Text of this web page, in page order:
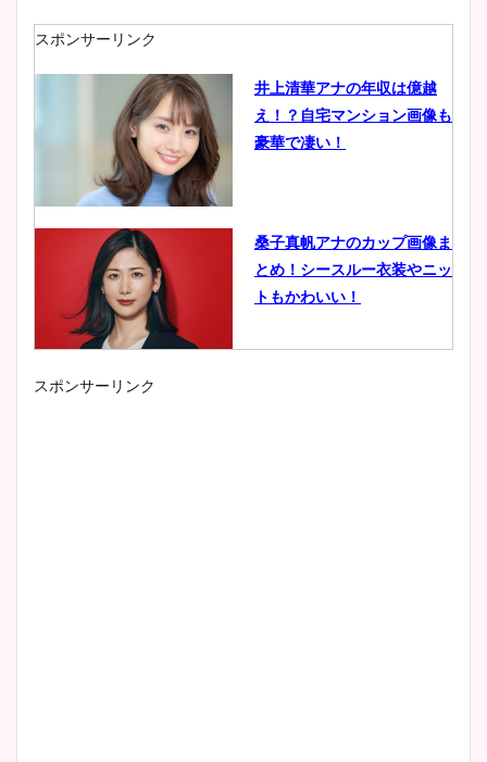
スポンサーリンク
井上清華アナの年収は億越
え！？自宅マンション画像も
豪華で凄い！
桑子真帆アナのカップ画像ま
とめ！シースルー衣装やニッ
トもかわいい！
スポンサーリンク